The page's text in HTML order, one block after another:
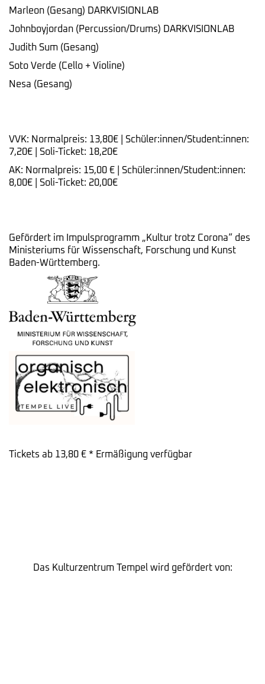
Marleon (Gesang) DARKVISIONLAB
Johnboyjordan (Percussion/Drums) DARKVISIONLAB
Judith Sum (Gesang)
Soto Verde (Cello + Violine)
Nesa (Gesang)
VVK: Normalpreis: 13,80€ | Schüler:innen/Student:innen:
7,20€ | Soli-Ticket: 18,20€
AK: Normalpreis: 15,00 € | Schüler:innen/Student:innen:
8,00€ | Soli-Ticket: 20,00€
Gefördert im Impulsprogramm „Kultur trotz Corona“ des
Ministeriums für Wissenschaft, Forschung und Kunst
Baden-Württemberg.
Tickets ab 13,80 € * Ermäßigung verfügbar
Das Kulturzentrum Tempel wird gefördert von: